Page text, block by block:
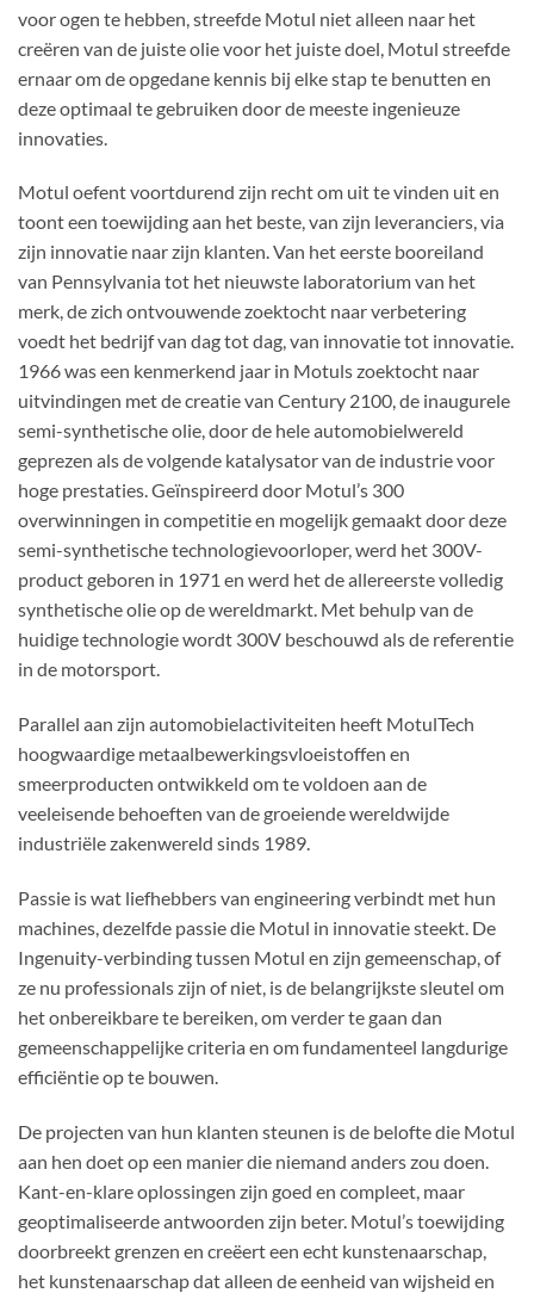
voor ogen te hebben, streefde Motul niet alleen naar het
creëren van de juiste olie voor het juiste doel, Motul streefde
ernaar om de opgedane kennis bij elke stap te benutten en
deze optimaal te gebruiken door de meeste ingenieuze
innovaties.
Motul oefent voortdurend zijn recht om uit te vinden uit en
toont een toewijding aan het beste, van zijn leveranciers, via
zijn innovatie naar zijn klanten. Van het eerste booreiland
van Pennsylvania tot het nieuwste laboratorium van het
merk, de zich ontvouwende zoektocht naar verbetering
voedt het bedrijf van dag tot dag, van innovatie tot innovatie.
1966 was een kenmerkend jaar in Motuls zoektocht naar
uitvindingen met de creatie van Century 2100, de inaugurele
semi-synthetische olie, door de hele automobielwereld
geprezen als de volgende katalysator van de industrie voor
hoge prestaties. Geïnspireerd door Motul’s 300
overwinningen in competitie en mogelijk gemaakt door deze
semi-synthetische technologievoorloper, werd het 300V-
product geboren in 1971 en werd het de allereerste volledig
synthetische olie op de wereldmarkt. Met behulp van de
huidige technologie wordt 300V beschouwd als de referentie
in de motorsport.
Parallel aan zijn automobielactiviteiten heeft MotulTech
hoogwaardige metaalbewerkingsvloeistoffen en
smeerproducten ontwikkeld om te voldoen aan de
veeleisende behoeften van de groeiende wereldwijde
industriële zakenwereld sinds 1989.
Passie is wat liefhebbers van engineering verbindt met hun
machines, dezelfde passie die Motul in innovatie steekt. De
Ingenuity-verbinding tussen Motul en zijn gemeenschap, of
ze nu professionals zijn of niet, is de belangrijkste sleutel om
het onbereikbare te bereiken, om verder te gaan dan
gemeenschappelijke criteria en om fundamenteel langdurige
efficiëntie op te bouwen.
De projecten van hun klanten steunen is de belofte die Motul
aan hen doet op een manier die niemand anders zou doen.
Kant-en-klare oplossingen zijn goed en compleet, maar
geoptimaliseerde antwoorden zijn beter. Motul’s toewijding
doorbreekt grenzen en creëert een echt kunstenaarschap,
het kunstenaarschap dat alleen de eenheid van wijsheid en